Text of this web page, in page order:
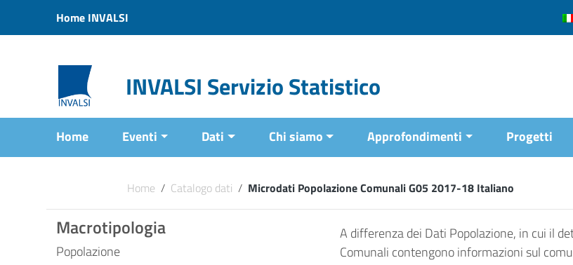
Vai al menu di navigazione
Home INVALSI
INVALSI Servizio Statistico
Home Eventi Dati Chi siamo Approfondimenti Progetti
Home / Catalogo dati / Microdati Popolazione Comunali G05 2017-18 Italiano
Macrotipologia
Popolazione
A differenza dei Dati Popolazione, in cui il
Comunali contengono informazioni sul